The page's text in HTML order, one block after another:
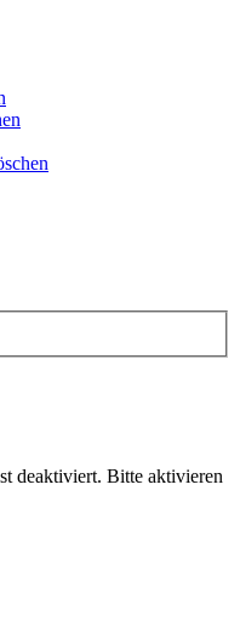
deaktiviert. Bitte aktivieren